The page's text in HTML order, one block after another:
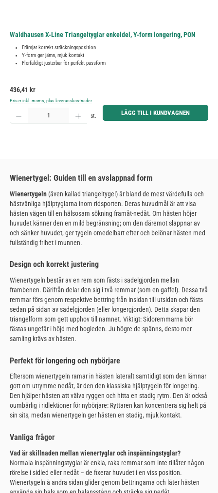
Waldhausen X-Line Triangeltyglar enkeldel, Y-form longering, PON
Främjar korrekt sträckningsposition
Y-form ger jämn, mjuk kontakt
Flerfaldigt justerbar för perfekt passform
Ordinarie pris:
436,41 kr
Priser inkl. moms, plus leveranskostnader
Produktkvantitet: Ange önskat belopp eller använd knapparna för att öka eller minska kvantiteten.
st. LÄGG TILL I KUNDVAGNEN
Wienertygel: Guiden till en avslappnad form
Wienertygeln (även kallad triangeltygel) är bland de mest värdefulla och
hästvänliga hjälptyglarna inom ridsporten. Deras huvudmål är att visa
hästen vägen till en hälsosam sökning framåt-nedåt. Om hästen höjer
huvudet känner den en mild begränsning; om den däremot slappnar av
och sänker huvudet, ger tygeln omedelbart efter och belönar hästen med
fullständig frihet i munnen.
Design och korrekt justering
Wienertygeln består av en rem som fästs i sadelgjorden mellan
frambenen. Därifrån delar den sig i två remmar (som en gaffel). Dessa två
remmar förs genom respektive bettring från insidan till utsidan och fästs
sedan på sidan av sadelgjorden (eller longergjorden). Detta skapar den
triangelform som gett upphov till namnet. Viktigt: Sidoremmarna bör
fästas ungefär i höjd med bogleden. Ju högre de spänns, desto mer
samling krävs av hästen.
Perfekt för longering och nybörjare
Eftersom wienertygeln ramar in hästen lateralt samtidigt som den lämnar
gott om utrymme nedåt, är den den klassiska hjälptygeln för longering.
Den hjälper hästen att välva ryggen och hitta en stadig rytm. Den är också
oumbärlig i ridlektioner för nybörjare: Ryttaren kan koncentrera sig helt på
sin sits, medan wienertygeln ger hästen en stadig, mjuk kontakt.
Vanliga frågor
Vad är skillnaden mellan wienertyglar och inspänningstyglar?
Normala inspänningstyglar är enkla, raka remmar som inte tillåter någon
rörelse i sidled eller nedåt – de fixerar huvudet i en viss position.
Wienertygeln å andra sidan glider genom bettringarna och låter hästen